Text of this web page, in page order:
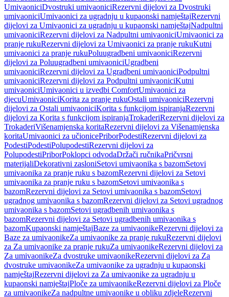
UmivaoniciDvostruki umivaoniciRezervni dijelovi za Dvostruki
umivaoniciUmivaonici za ugradnju u kupaonski namještajRezervni
dijelovi za Umivaonici za ugradnju u kupaonski namještajNadpultni
umivaoniciRezervni dijelovi za Nadpultni umivaoniciUmivaonici za
pranje rukuRezervni dijelovi za Umivaonici za pranje rukuKutni
umivaonici za pranje rukuPoluugradbeni umivaoniciRezervni
dijelovi za Poluugradbeni umivaoniciUgradbeni
umivaoniciRezervni dijelovi za Ugradbeni umivaoniciPodpultni
umivaoniciRezervni dijelovi za Podpultni umivaoniciKutni
umivaoniciUmivaonici u izvedbi ComfortUmivaonici za
djecuUmivaoniciKorita za pranje rukuOstali umivaoniciRezervni
dijelovi za Ostali umivaoniciKorita s funkcijom ispiranjaRezervni
dijelovi za Korita s funkcijom ispiranjaTrokaderiRezervni dijelovi za
TrokaderiVišenamjenska koritaRezervni dijelovi za Višenamjenska
koritaUmivaonici za učionicePriborPodestiRezervni dijelovi za
PodestiPodestiPolupodestiRezervni dijelovi za
PolupodestiPriborPoklopci odvodaDržači ručnikaPričvrsni
materijaliDekorativni zasloniSetovi umivaonika s bazomSetovi
umivaonika za pranje ruku s bazomRezervni dijelovi za Setovi
umivaonika za pranje ruku s bazomSetovi umivaonika s
bazomRezervni dijelovi za Setovi umivaonika s bazomSetovi
ugradnog umivaonika s bazomRezervni dijelovi za Setovi ugradnog
umivaonika s bazomSetovi ugradbenih umivaonika s
bazomRezervni dijelovi za Setovi ugradbenih umivaonika s
bazomKupaonski namještajBaze za umivaonikeRezervni dijelovi za
Baze za umivaonikeZa umivaonike za pranje rukuRezervni dijelovi
za Za umivaonike za pranje rukuZa umivaonikeRezervni dijelovi za
Za umivaonikeZa dvostruke umivaonikeRezervni dijelovi za Za
dvostruke umivaonikeZa umivaonike za ugradnju u kupaonski
namještajRezervni dijelovi za Za umivaonike za ugradnju u
kupaonski namještajPloče za umivaonikeRezervni dijelovi za Ploče
za umivaonikeZa nadpultne umivaonike u obliku zdjeleRezervni